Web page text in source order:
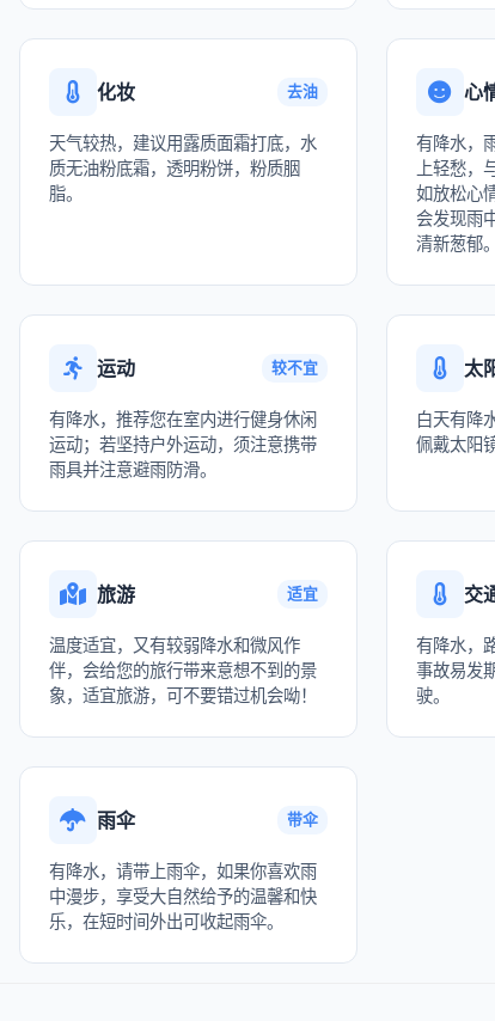
化妆 去油
天气较热，建议用露质面霜打底，水
质无油粉底霜，透明粉饼，粉质胭
脂。
心
有降水，
上轻愁，
如放松心
会发现雨
清新葱郁。
运动 较不宜
有降水，推荐您在室内进行健身休闲
运动；若坚持户外运动，须注意携带
雨具并注意避雨防滑。
太
白天有降
佩戴太阳
旅游 适宜
温度适宜，又有较弱降水和微风作
伴，会给您的旅行带来意想不到的景
象，适宜旅游，可不要错过机会呦！
交
有降水，
事故易发
驶。
雨伞 带伞
有降水，请带上雨伞，如果你喜欢雨
中漫步，享受大自然给予的温馨和快
乐，在短时间外出可收起雨伞。